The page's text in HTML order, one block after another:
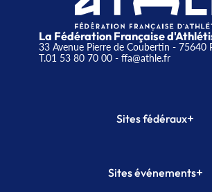
La Fédération Française
33 Avenue Pierre de Coubertin - 75640
T.01 53 80 70 00- ffa@athle.fr
Sites fédéraux+
Plateforme Formation
Sites événements+